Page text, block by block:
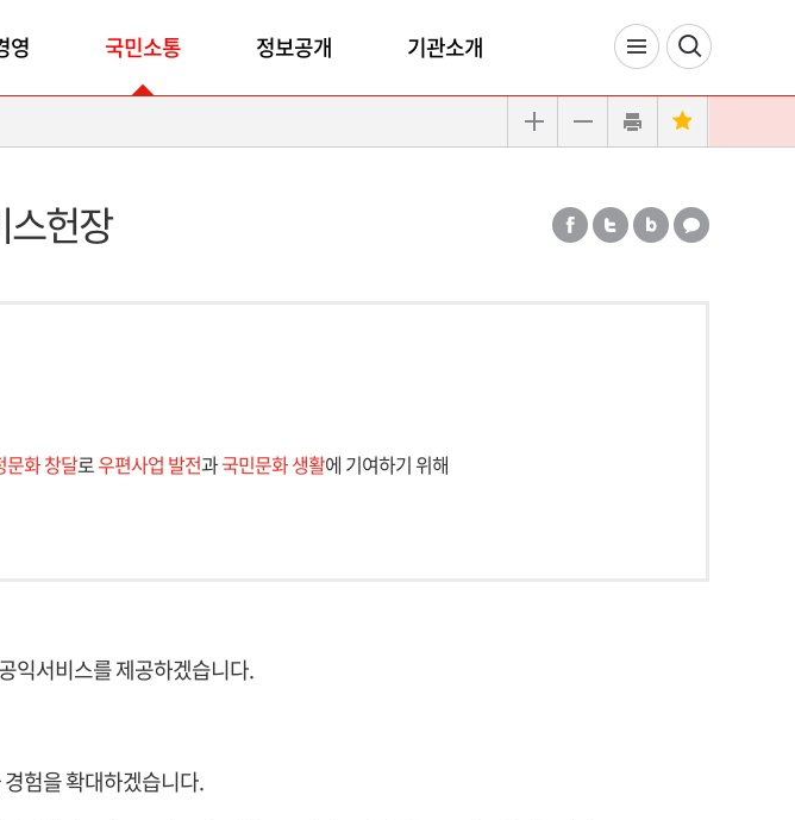
영 국민소통 정보공개 기관소개
헌장
문화 창달로우편사업 발전과국민문화 생활에 기여하기 위해
익서비스를 제공하겠습니다.
험을 확대하겠습니다.